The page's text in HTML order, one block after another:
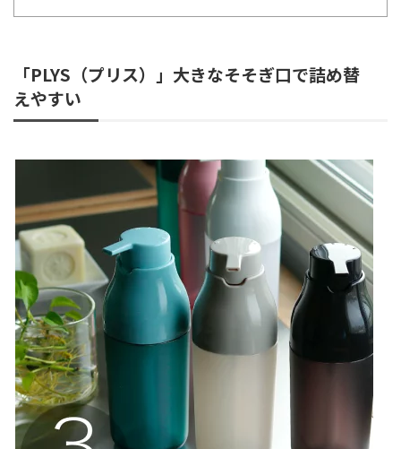
「PLYS（プリス）」大きなそそぎ口で詰め替
えやすい